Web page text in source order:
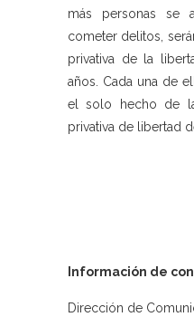
más personas se
cometer delitos,
privativa de la
años. Cada una de
el solo hecho de
privativa de libertad
Información de
Dirección de